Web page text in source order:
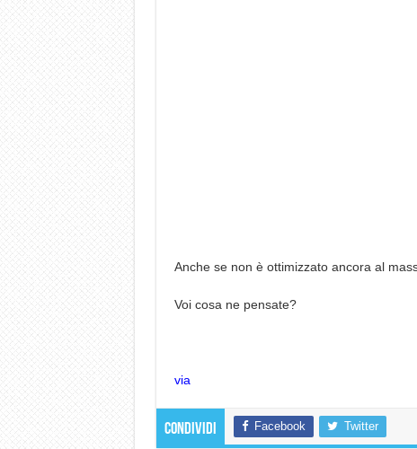
Anche se non è ottimizzato ancora al
Voi cosa ne pensate?
via
Condividi Facebook Twitter